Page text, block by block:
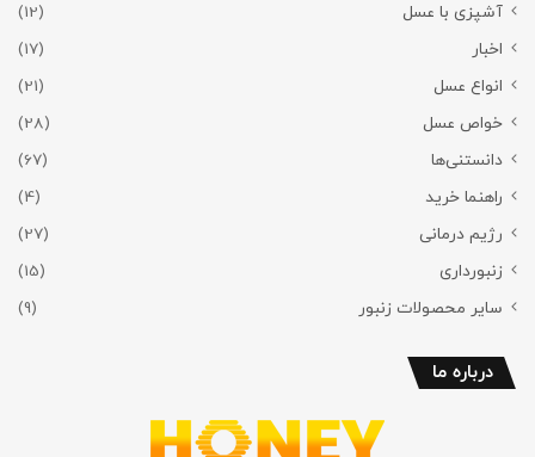
آشپزی با عسل
(12)
اخبار
(17)
انواع عسل
(21)
خواص عسل
(28)
دانستنی‌ها
(67)
راهنما خرید
(4)
رژیم درمانی
(27)
زنبورداری
(15)
سایر محصولات زنبور
(9)
درباره ما